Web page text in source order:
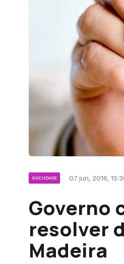
SOCIEDADE 07 jun, 2016,
Governo
resolver
Madeira